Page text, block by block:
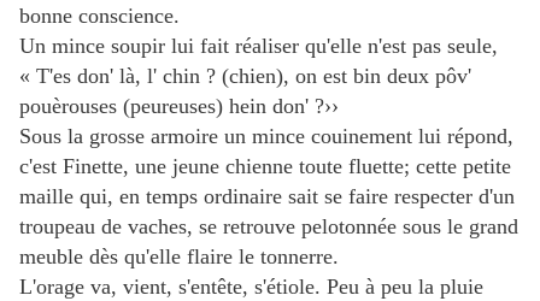
bonne conscience.
Un mince soupir lui fait réaliser qu'elle n'est pas seule,
« T'es don' là, l' chin ? (chien), on est bin deux pôv'
pouèrouses (peureuses) hein don' ?››
Sous la grosse armoire un mince couinement lui répond,
c'est Finette, une jeune chienne toute fluette; cette petite
maille qui, en temps ordinaire sait se faire respecter d'un
troupeau de vaches, se retrouve pelotonnée sous le grand
meuble dès qu'elle flaire le tonnerre.
L'orage va, vient, s'entête, s'étiole. Peu à peu la pluie